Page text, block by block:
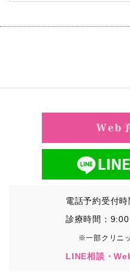
電話予約受付
診療時間：9:00
※一部クリニ
LINE相談・